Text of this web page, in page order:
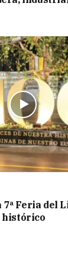
Feria del
histórico